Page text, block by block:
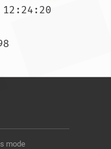
mode